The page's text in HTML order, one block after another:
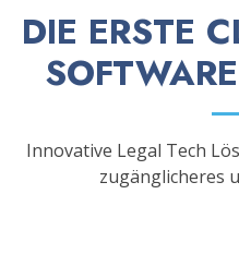
DIE ERSTE
Innovative Legal Tech
zugänglicheres